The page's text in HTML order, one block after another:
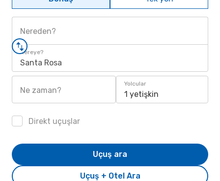
Nereden?
Nereye?
Santa Rosa
Ne zaman?
Yolcular
1 yetişkin
Direkt uçuşlar
Uçuş + Otel Ara
Uçuş ara